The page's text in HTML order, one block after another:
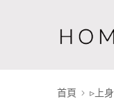
首頁 ▹上身